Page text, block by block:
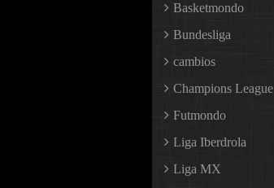
Basketmondo
Bundesliga
cambios
Champions League
Futmondo
Liga Iberdrola
Liga MX